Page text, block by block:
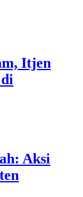
Itjen
Aksi